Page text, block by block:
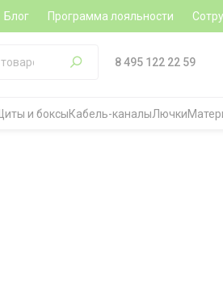
Блог Программа лояльности
8 495 122 22 59
Щиты и боксыКабель-каналыЛючки